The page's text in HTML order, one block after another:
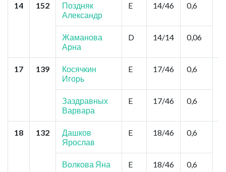
14 152
Поздняк
Александр
E 14/46 0,6
Жаманова
Арна
D 14/14 0,06
17 139
Косячкин
Игорь
E 17/46 0,6
Заздравных
Варвара
E 17/46 0,6
18 132
Дашков
Ярослав
E 18/46 0,6
Волкова Яна E 18/46 0,6